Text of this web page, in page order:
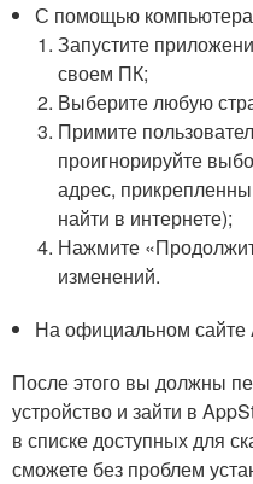
С помощью
Запустите
своем ПК;
Выберите любую
Примите
проигнорируйте
адрес,
найти в интернете);
Нажмите
изменений.
На официальном сайте
После этого вы должны
устройство и зайти в
в списке доступных для
сможете без проблем